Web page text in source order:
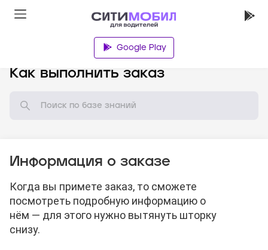
Google Play
Как выполнить заказ
Информация о заказе
Когда вы примете заказ, то сможете
посмотреть подробную информацию о
нём — для этого нужно вытянуть шторку
снизу.